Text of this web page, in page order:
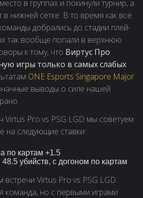
в группах и покинули турнир, а
в нижней сетке. В то время как все
добрались до стадии плей-
так вообще попали в верхнюю
к тому, что Виртус Про
игры только в самых слабых
ONE Esports Singapore Major
выводы о силе нашей
Virtus Pro vs PSG LGD мы советуем
на следующие ставки:
по картам +1.5
убийств, с догоном по картам
Virtus Pro vs PSG LGD
команда, но с первыми играми